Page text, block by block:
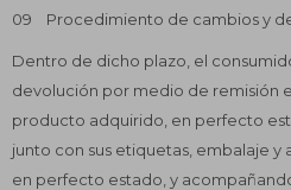
09 Procedimiento de cambios y
Dentro de dicho plazo, el
devolución por medio de remisión
producto adquirido, en perfecto
junto con sus etiquetas, embalaje y
en perfecto estado, y